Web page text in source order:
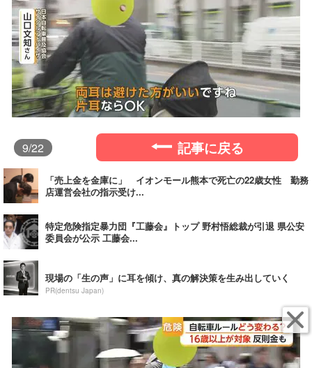
9/22 記事に戻る
「売上金を金庫に」 イオンモール熊本で死亡の22歳女性 勤務
店運営会社の指示受け...
特定危険指定暴力団『工藤会』トップ 野村悟総裁が引退 県公安
委員会が公示 工藤会...
現場の「生の声」に耳を傾け、真の解決策を生み出していく
PR(dentsu Japan)